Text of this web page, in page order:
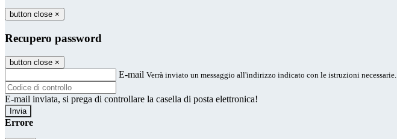
button close ×
Recupero password
button close ×
E-mail Verrà inviato un messaggio all'indirizzo indicato con le istruzioni necessarie.
E-mail inviata, si prega di controllare la casella di posta elettronica!
Errore